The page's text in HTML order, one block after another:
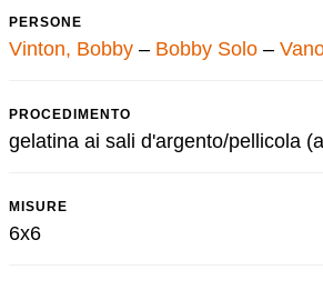
PERSONE
Vinton, Bobby – Bobby Solo –
PROCEDIMENTO
gelatina ai sali d'argento/pellicola
MISURE
6x6